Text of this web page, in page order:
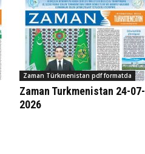
Zaman Türkmenistan pdf formatda
Zaman Turkmenistan 24-07-
2026